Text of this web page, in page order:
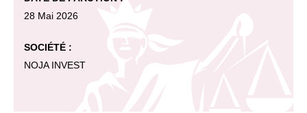
28 Mai 2026
SOCIÉTÉ :
NOJA INVEST